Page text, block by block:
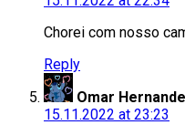
Chorei com nosso
Reply
Omar
15.11.2022 at 23:23